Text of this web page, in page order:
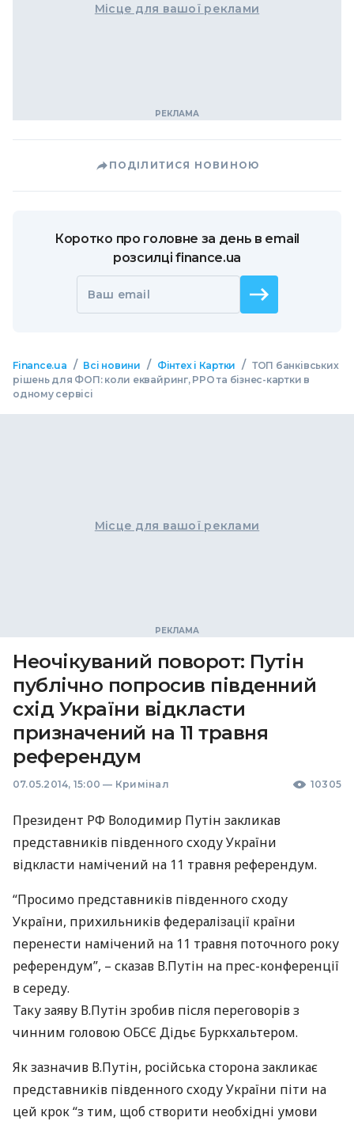
Місце для вашої реклами
ПОДІЛИТИСЯ НОВИНОЮ
Коротко про головне за день в email
розсилці finance.ua
Ваш email
Finance.ua / Всі новини / Фінтех і Картки / ТОП банківських
рішень для ФОП: коли еквайринг, РРО та бізнес-картки в
одному сервісі
Місце для вашої реклами
Неочікуваний поворот: Путін
публічно попросив південний
схід України відкласти
призначений на 11 травня
референдум
07.05.2014, 15:00 — Кримінал 10305
Президент РФ Володимир Путін закликав
представників південного сходу України
відкласти намічений на 11 травня референдум.
“Просимо представників південного сходу
України, прихильників федералізації країни
перенести намічений на 11 травня поточного року
референдум”, – сказав В.Путін на прес-конференції
в середу.
Таку заяву В.Путін зробив після переговорів з
чинним головоюОБСЄДідьє Буркхальтером.
Як зазначив В.Путін, російська сторона закликає
представників південного сходу України піти на
цей крок “з тим, щоб створити необхідні умови